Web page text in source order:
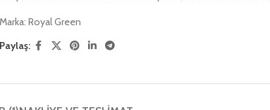
Marka: Royal Green
Paylaş: